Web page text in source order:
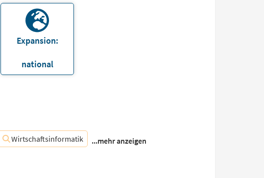
Expansion:
national
Wirtschaftsinformatik ...mehr anzeigen